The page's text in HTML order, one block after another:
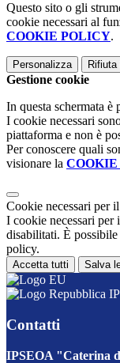
Questo sito o gli
cookie necessari al
COOKIE POLICY.
Personalizza Rifiuta
Gestione cookie
In questa schermata è
I cookie necessari
piattaforma e non è
Per conoscere quali
visionare la
Cookie necessari per
I cookie necessari per
disabilitati. È
policy.
Accetta tutti Salva
Contatti
IPSEOA "Caterina